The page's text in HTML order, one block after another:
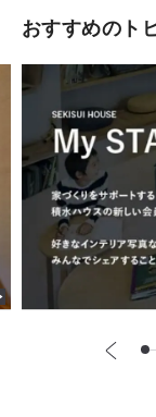
おすすめのト